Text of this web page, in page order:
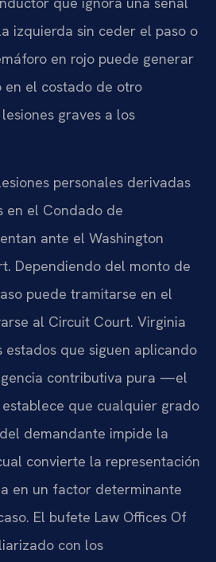
izquierda sin ceder el paso o
en rojo puede generar
en el costado de otro
graves a los
personales derivadas
en el Condado de
ante el Washington
Dependiendo del monto de
puede tramitarse en el
al Circuit Court. Virginia
estados que siguen aplicando
contributiva pura —el
que cualquier grado
demandante impide la
convierte la representación
en un factor determinante
El bufete Law Offices Of
con los